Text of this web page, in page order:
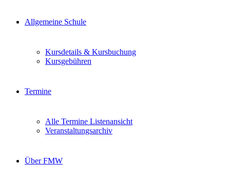
Allgemeine Schule
Kursdetails & Kursbuchung
Kursgebühren
Termine
Alle Termine Listenansicht
Veranstaltungsarchiv
Über FMW